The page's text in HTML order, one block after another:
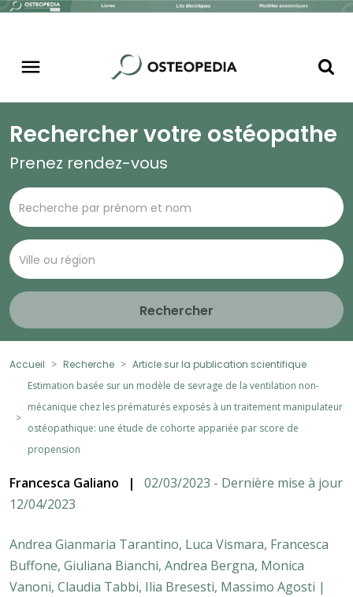
Rechercher votre ostéopathe
Prenez rendez-vous
Rechercher
Accueil Recherche
Article sur la publication scientifique
Estimation basée sur un modèle de sevrage de la ventilation non-
mécanique chez les prématurés exposés à un traitement manipulateur
ostéopathique: une étude de cohorte appariée par score de
propension
Francesca Galiano |
02/03/2023 - Dernière mise à jour
12/04/2023
Andrea Gianmaria Tarantino, Luca Vismara, Francesca
Buffone, Giuliana Bianchi, Andrea Bergna, Monica
Vanoni, Claudia Tabbi, Ilia Bresesti, Massimo Agosti |